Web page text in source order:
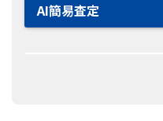
AI簡易査定